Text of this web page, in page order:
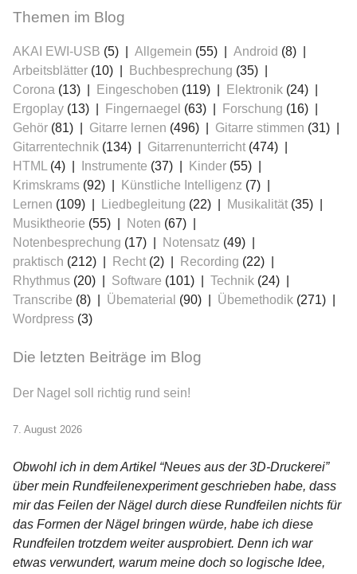
Themen im Blog
AKAI EWI-USB (5) Allgemein (55) Android (8)
Arbeitsblätter (10) Buchbesprechung (35)
Corona (13) Eingeschoben (119) Elektronik (24)
Ergoplay (13) Fingernaegel (63) Forschung (16)
Gehör (81) Gitarre lernen (496) Gitarre stimmen (31)
Gitarrentechnik (134) Gitarrenunterricht (474)
HTML
(4) Instrumente (37) Kinder (55)
Krimskrams (92) Künstliche Intelligenz (7)
Lernen (109) Liedbegleitung (22) Musikalität (35)
Musiktheorie (55) Noten (67)
Notenbesprechung (17) Notensatz (49)
praktisch (212) Recht (2) Recording (22)
Rhythmus (20) Software (101) Technik (24)
Transcribe (8) Übematerial (90) Übemethodik (271)
Wordpress (3)
Die letzten Beiträge im Blog
Der Nagel soll richtig rund sein!
7. August 2026
Obwohl ich in dem Artikel “Neues aus der 3D-Druckerei”
über mein Rundfeilenexperiment geschrieben habe, dass
mir das Feilen der Nägel durch diese Rundfeilen nichts für
das Formen der Nägel bringen würde, habe ich diese
Rundfeilen trotzdem weiter ausprobiert. Denn ich war
etwas verwundert, warum meine doch so logische Idee,